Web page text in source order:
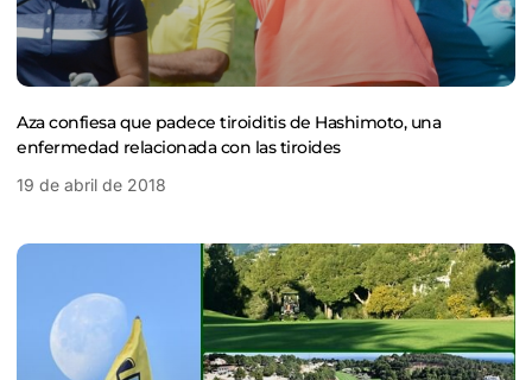
Aza confiesa que padece tiroiditis de Hashimoto, una
enfermedad relacionada con las tiroides
19 de abril de 2018